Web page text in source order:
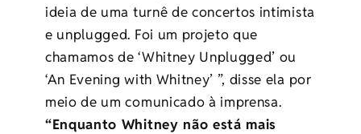
ideia de uma turnê de concertos intimista
e unplugged. Foi um projeto que
chamamos de ‘Whitney Unplugged’ ou
‘An Evening with Whitney’ ”, disse ela por
meio de um comunicado à imprensa.
“Enquanto Whitney não está mais